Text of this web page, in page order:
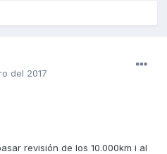
del 2017
revisión de los 10.000km i al